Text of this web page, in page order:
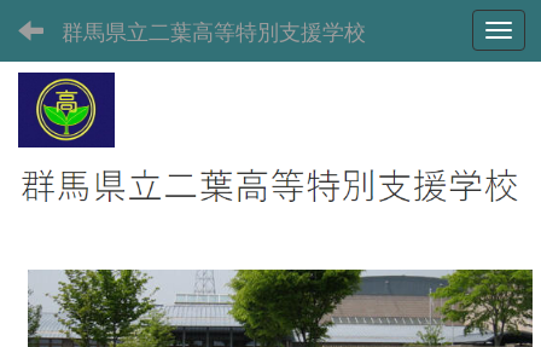
群馬県立二葉高等特別支援学校